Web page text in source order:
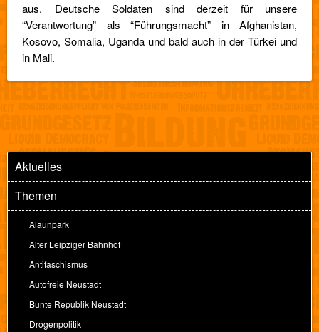
aus. Deutsche Soldaten sind derzeit für unsere
“Verantwortung” als “Führungsmacht” in Afghanistan,
Kosovo, Somalia, Uganda und bald auch in der Türkei und
in Mali.
Aktuelles
Themen
Alaunpark
Alter Leipziger Bahnhof
Antifaschismus
Autofreie Neustadt
Bunte Republik Neustadt
Drogenpolitik